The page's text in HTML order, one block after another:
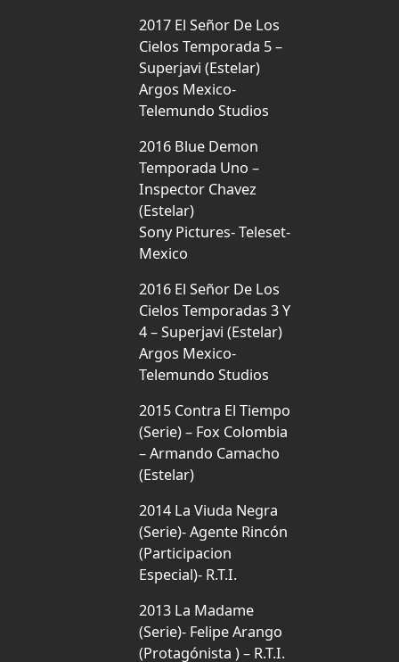
2017 El Señor De Los
Cielos Temporada 5 –
Superjavi (Estelar)
Argos Mexico-
Telemundo Studios
2016 Blue Demon
Temporada Uno –
Inspector Chavez
(Estelar)
Sony Pictures- Teleset-
Mexico
2016 El Señor De Los
Cielos Temporadas 3 Y
4 – Superjavi (Estelar)
Argos Mexico-
Telemundo Studios
2015 Contra El Tiempo
(Serie) – Fox Colombia
– Armando Camacho
(Estelar)
2014 La Viuda Negra
(Serie)- Agente Rincón
(Participacion
Especial)- R.T.I.
2013 La Madame
(Serie)- Felipe Arango
(Protagónista ) – R.T.I.